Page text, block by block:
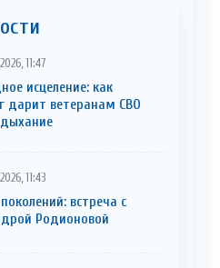
11:47
исцеление: как
дарит ветеранам СВО
11:43
встреча с
Родионовой